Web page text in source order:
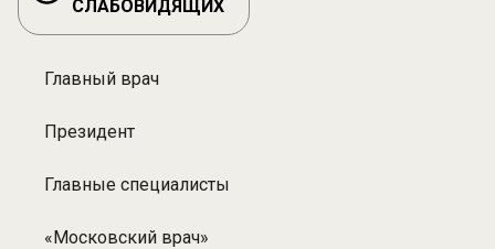
СЛАБОВИДЯЩИХ
Разделы:
Специалисты
Главный врач
Президент
Главные специалисты
«Московский врач»